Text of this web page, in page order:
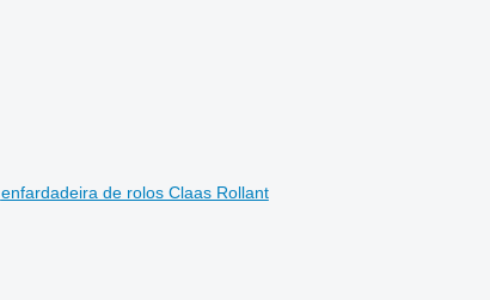
enfardadeira de rolos Claas Rollant